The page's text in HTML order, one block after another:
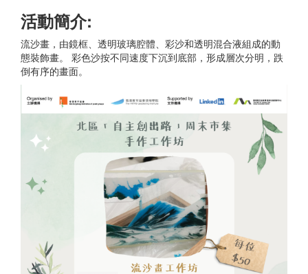
活動簡介:
流沙畫，由鏡框、透明玻璃腔體、彩沙和透明混合液組成的動
態裝飾畫。 彩色沙按不同速度下沉到底部，形成層次分明，跌
倒有序的畫面。